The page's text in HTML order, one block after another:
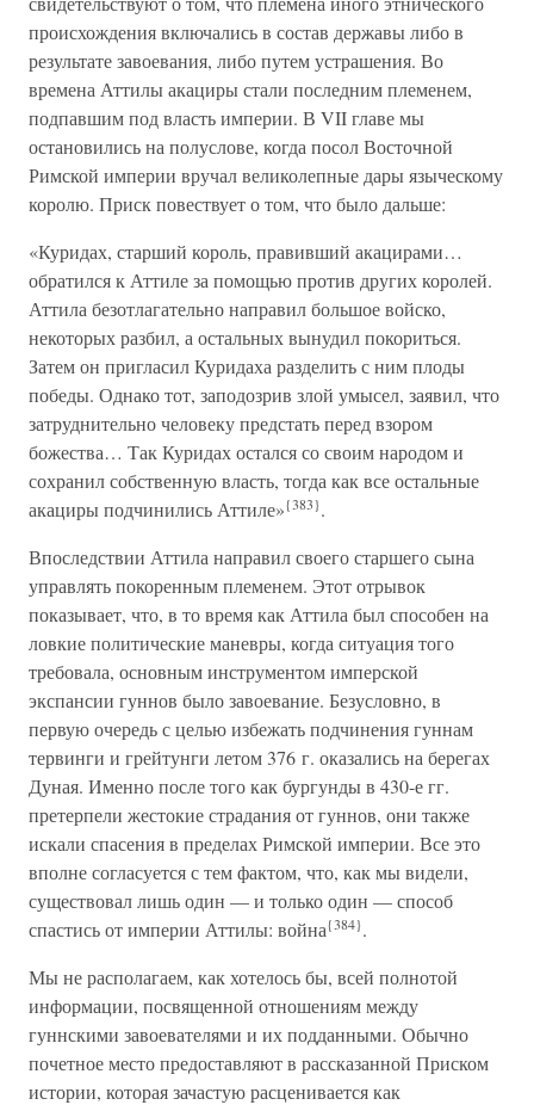
происхождения включались в состав державы либо в
результате завоевания, либо путем устрашения. Во
времена Аттилы акациры стали последним племенем,
подпавшим под власть империи. В VII главе мы
остановились на полуслове, когда посол Восточной
Римской империи вручал великолепные дары языческому
королю. Приск повествует о том, что было дальше:
«Куридах, старший король, правивший акацирами…
обратился к Аттиле за помощью против других королей.
Аттила безотлагательно направил большое войско,
некоторых разбил, а остальных вынудил покориться.
Затем он пригласил Куридаха разделить с ним плоды
победы. Однако тот, заподозрив злой умысел, заявил, что
затруднительно человеку предстать перед взором
божества… Так Куридах остался со своим народом и
сохранил собственную власть, тогда как все остальные
акациры подчинились Аттиле»{383}.
Впоследствии Аттила направил своего старшего сына
управлять покоренным племенем. Этот отрывок
показывает, что, в то время как Аттила был способен на
ловкие политические маневры, когда ситуация того
требовала, основным инструментом имперской
экспансии гуннов было завоевание. Безусловно, в
первую очередь с целью избежать подчинения гуннам
тервинги и грейтунги летом 376 г. оказались на берегах
Дуная. Именно после того как бургунды в 430-е гг.
претерпели жестокие страдания от гуннов, они также
искали спасения в пределах Римской империи. Все это
вполне согласуется с тем фактом, что, как мы видели,
существовал лишь один — и только один — способ
спастись от империи Аттилы: война{384}.
Мы не располагаем, как хотелось бы, всей полнотой
информации, посвященной отношениям между
гуннскими завоевателями и их подданными. Обычно
почетное место предоставляют в рассказанной Приском
истории, которая зачастую расценивается как